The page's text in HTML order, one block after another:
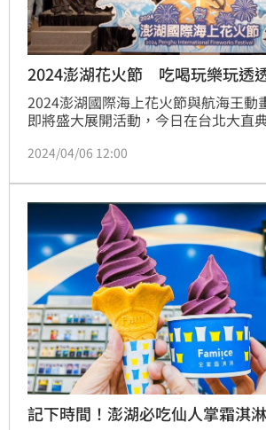
2024澎湖花火節 吃喝玩樂玩透
2024澎湖國際海上花火節與航海王動
即將盛大展開活動，今日在台北大直
海內外遊客蒞臨澎湖賞花火，今年花
波觀光經濟浪潮。
2024/04/06 12:00
記下時間！澎湖必吃仙人掌霜淇